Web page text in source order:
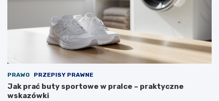
PRAWO PRZEPISY PRAWNE
Jak prać buty sportowe w pralce – praktyczne
wskazówki